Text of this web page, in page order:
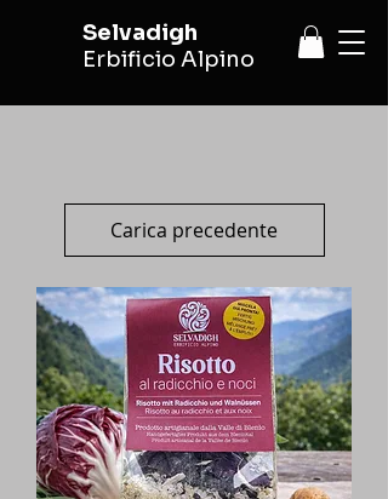
Selvadigh
Erbificio Alpino
Carica precedente